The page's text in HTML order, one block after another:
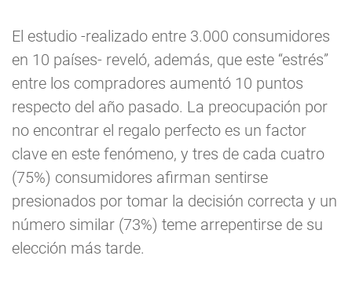
El estudio -realizado entre 3.000 consumidores
en 10 países- reveló, además, que este “estrés”
entre los compradores aumentó 10 puntos
respecto del año pasado. La preocupación por
no encontrar el regalo perfecto es un factor
clave en este fenómeno, y tres de cada cuatro
(75%) consumidores afirman sentirse
presionados por tomar la decisión correcta y un
número similar (73%) teme arrepentirse de su
elección más tarde.